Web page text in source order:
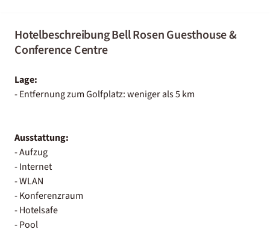
Hotelbeschreibung Bell Rosen Guesthouse &
Conference Centre
Lage:
- Entfernung zum Golfplatz: weniger als 5 km
Ausstattung:
- Aufzug
- Internet
- WLAN
- Konferenzraum
- Hotelsafe
- Pool